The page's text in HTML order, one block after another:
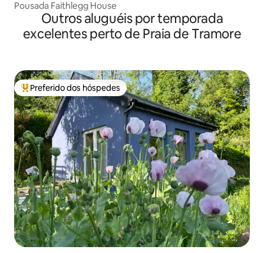
Pousada Faithlegg House
Outros aluguéis por temporada
excelentes perto de Praia de Tramore
Entre os melhores preferidos dos hóspedes
Preferido dos hóspedes